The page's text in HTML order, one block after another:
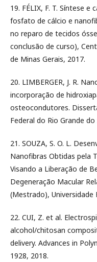
19. FÉLIX, F. T. Síntese
fosfato de cálcio e
no reparo de tecidos
conclusão de curso),
de Minas Gerais, 2017.
20. LIMBERGER, J. R.
incorporação de
osteocondutores.
Federal do Rio Grande do
21. SOUZA, S. O. L.
Nanofibras Obtidas pela
Visando a Liberação de
Degeneração Macular
(Mestrado), Universidade
22. CUI, Z. et al.
alcohol/chitosan
delivery. Advances in
1928, 2018.